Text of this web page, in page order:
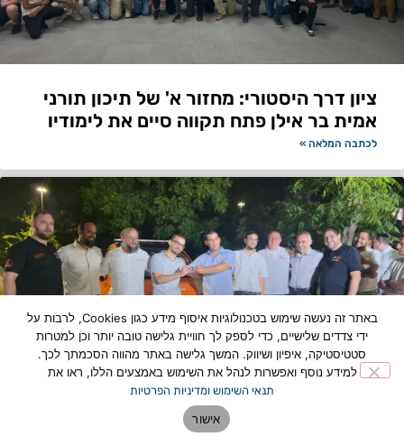
ציון דרך היסטורי: מחזור א' של תיכון תורני
אמית בר אילן פתח תקווה סיים את לימודיו
לכתבה המלאה »
תוספת כוח לצי החירום: רכב מבצעי חדש
הצטרף למערך הצלת החיים בפתח תקווה
באתר זה נעשה שימוש בטכנולוגיות איסוף מידע כגון Cookies, לרבות על
ידי צדדים שלישיים, כדי לספק לך חוויית גלישה טובה יותר וכן למטרות
סטטיסטיקה, איפיון ושיווק. המשך גלישה באתר מהווה הסכמתך לכך.
למידע נוסף ואפשרות לנהל את השימוש באמצעים הללו, ראו את
תנאי השימוש ומדיניות הפרטיות
אישור